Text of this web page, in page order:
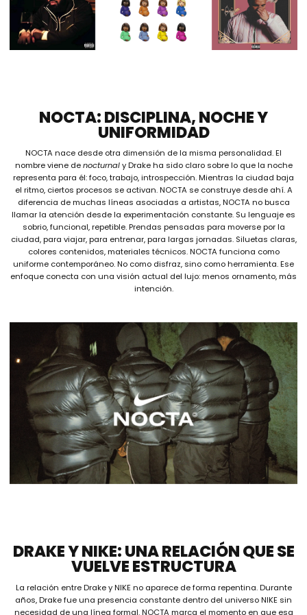
NOCTA: DISCIPLINA, NOCHE Y
UNIFORMIDAD
NOCTA nace desde otra dimensión de la misma personalidad. El
nombre viene denocturnaly Drake ha sido claro sobre lo que la noche
representa para él: foco, trabajo, introspección. Mientras la ciudad baja
el ritmo, ciertos procesos se activan. NOCTA se construye desde ahí. A
diferencia de muchas líneas asociadas a artistas, NOCTA no busca
llamar la atención desde la experimentación constante. Su lenguaje es
sobrio, funcional, repetible. Prendas pensadas para moverse por la
ciudad, para viajar, para entrenar, para largas jornadas. Siluetas claras,
colores contenidos, materiales técnicos. NOCTA funciona como
uniforme contemporáneo. No como disfraz, sino como herramienta. Ese
enfoque conecta con una visión actual del lujo: menos ornamento, más
intención.
DRAKE Y NIKE: UNA RELACIÓN QUE SE
VUELVE ESTRUCTURA
La relación entre Drake y NIKE no aparece de forma repentina. Durante
años, Drake fue una presencia constante dentro del universo NIKE sin
necesidad de una línea formal. NOCTA marca el momento en que esa